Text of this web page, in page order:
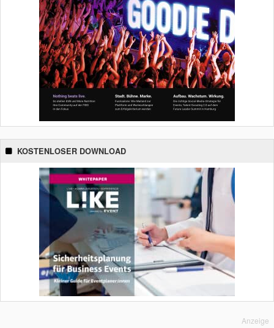
KOSTENLOSER DOWNLOAD
Anzeige